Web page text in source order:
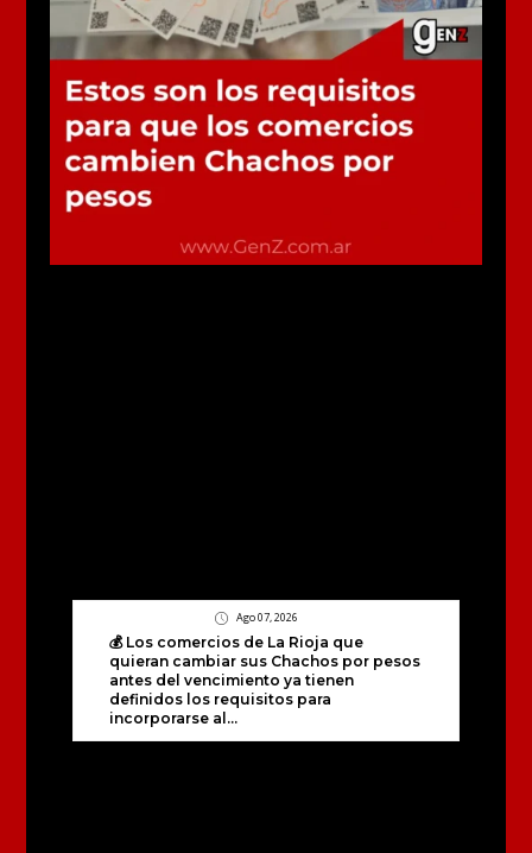
Ago 07, 2026
💰 Los comercios de La Rioja que
quieran cambiar sus Chachos por pesos
antes del vencimiento ya tienen
definidos los requisitos para
incorporarse al...